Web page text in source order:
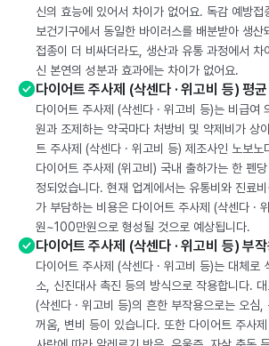
신의 효능에 있어서 차이가 없어요. 독감 예방접
보건기구에서 동일한 바이러스를 배분받아 생
접종이 더 비싸더라도, 생산과 유통 과정에서 차
신 본연의 성분과 효과에는 차이가 없어요.
다이어트 주사제 (삭센다 · 위고비 등) 평균
다이어트 주사제 (삭센다 · 위고비 등)는 비급여
원과 조제하는 약국마다 처방비 및 약제비가 상
트 주사제 (삭센다 · 위고비 등) 제조사인 노보노
다이어트 주사제 (위고비) 국내 출하가는 한 펜
정되었습니다. 현재 업계에서는 유통비와 진료
가 부담하는 비용은 다이어트 주사제 (삭센다 ·
원~100만원으로 형성될 것으로 예상됩니다.
다이어트 주사제 (삭센다 · 위고비 등) 부
다이어트 주사제 (삭센다 · 위고비 등)는 대체로
소, 신진대사 촉진 등의 방식으로 작용합니다.
(삭센다 · 위고비 등)의 흔한 부작용으로는 오심
꺼움, 변비 등이 있습니다. 또한 다이어트 주사